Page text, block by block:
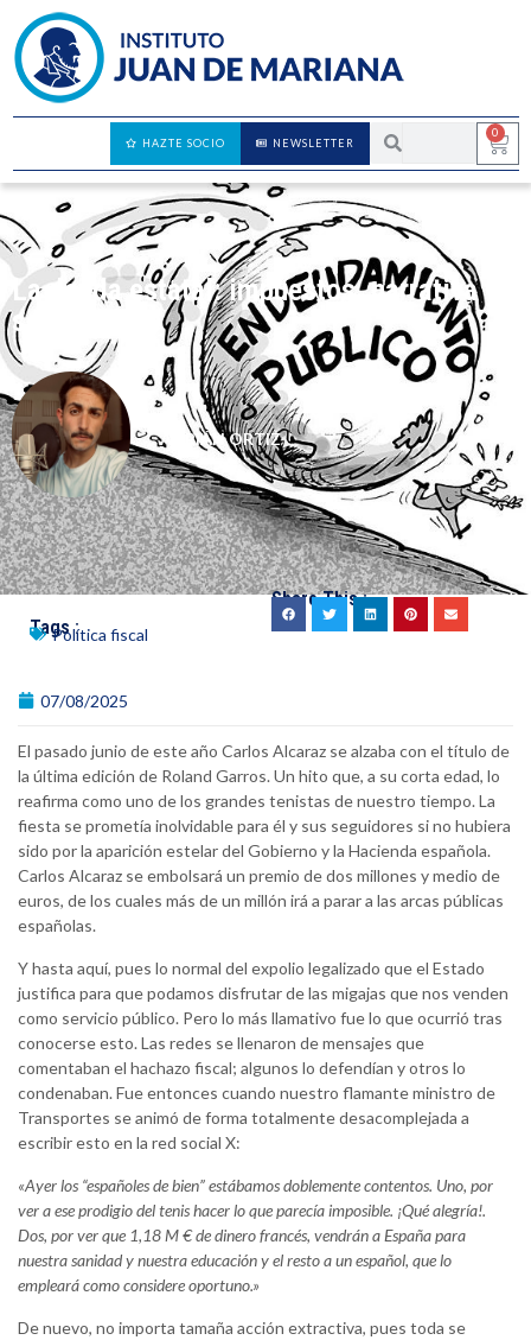
0
NEWSLETTER
HAZTE SOCIO
La deuda estatal: impuestos, narrativa y
servidumbre
ADRIÁN ORTIZ
Tags :Política fiscal
Share This :
07/08/2025
El pasado junio de este año Carlos Alcaraz se alzaba con el título de
la última edición de Roland Garros. Un hito que, a su corta edad, lo
reafirma como uno de los grandes tenistas de nuestro tiempo. La
fiesta se prometía inolvidable para él y sus seguidores si no hubiera
sido por la aparición estelar del Gobierno y la Hacienda española.
Carlos Alcaraz se embolsará un premio de dos millones y medio de
euros, de los cuales más de un millón irá a parar a las arcas públicas
españolas.
Y hasta aquí, pues lo normal del expolio legalizado que el Estado
justifica para que podamos disfrutar de las migajas que nos venden
como servicio público. Pero lo más llamativo fue lo que ocurrió tras
conocerse esto. Las redes se llenaron de mensajes que
comentaban el hachazo fiscal; algunos lo defendían y otros lo
condenaban. Fue entonces cuando nuestro flamante ministro de
Transportes se animó de forma totalmente desacomplejada a
escribir esto en la red social X:
«Ayer los “españoles de bien” estábamos doblemente contentos. Uno, por
ver a ese prodigio del tenis hacer lo que parecía imposible. ¡Qué alegría!.
Dos, por ver que 1,18 M € de dinero francés, vendrán a España para
nuestra sanidad y nuestra educación y el resto a un español, que lo
empleará como considere oportuno.»
De nuevo, no importa tamaña acción extractiva, pues toda se